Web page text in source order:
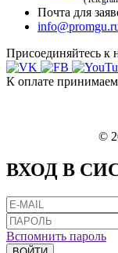
Почта для
Присоединяйтесь к
К оплате принимаем
©
ВХОД В
Вспомнить пароль